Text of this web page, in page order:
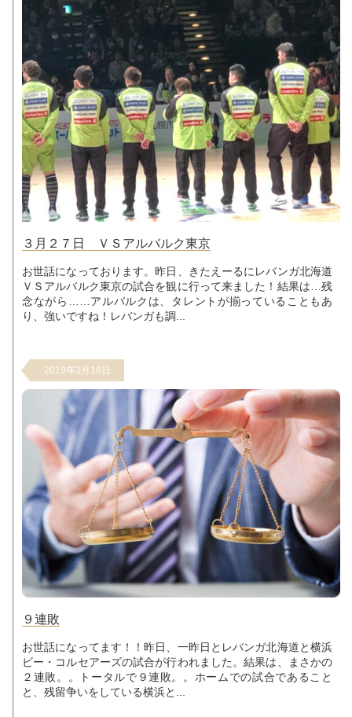
３月２７日 ＶＳアルバルク東京
お世話になっております。昨日、きたえーるにレバンガ北海道
ＶＳアルバルク東京の試合を観に行って来ました！結果は…残
念ながら……アルバルクは、タレントが揃っていることもあ
り、強いですね！レバンガも調...
2019年3月18日
９連敗
お世話になってます！！昨日、一昨日とレバンガ北海道と横浜
ビー・コルセアーズの試合が行われました。結果は、まさかの
２連敗。。トータルで９連敗。。ホームでの試合であること
と、残留争いをしている横浜と...